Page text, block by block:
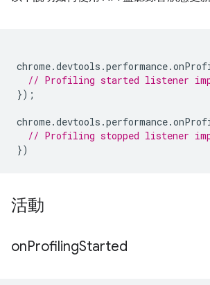
chrome.devtools .performance.
// Profiling started listener
});
chrome.devtools .performance.
// Profiling stopped listener
})
活動
onProfilingStarted